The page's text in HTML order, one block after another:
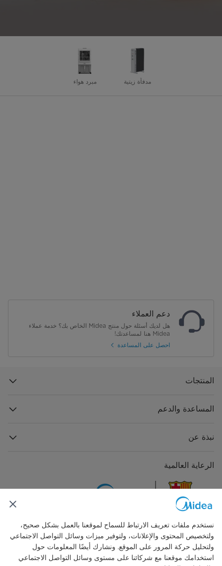
مدفأة زيتية مبرد هواء
دعم العملاء
هل لديك أسئلة حول منتج Midea الخاص بك؟ خدمة عملاء
Midea هنا لمساعدتك!
احصل على المساعدة
المنتجات
المساعدة والدعم
نبذة عن
الرعاية العالمية
تواصل معنا
نستخدم ملفات تعريف الارتباط للسماح لموقعنا بالعمل بشكل صحيح،
ولتخصيص المحتوى والإعلانات، ولتوفير ميزات وسائل التواصل الاجتماعي
ولتحليل حركة المرور على الموقع. ونشارك أيضًا المعلومات حول
استخدامك موقعنا مع شركائنا على مستوى وسائل التواصل الاجتماعي